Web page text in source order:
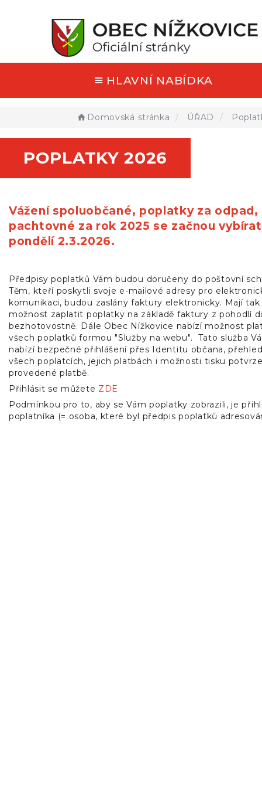
HLAVNÍ NABÍDKA
Domovská stránka ÚŘAD
POPLATKY 2026
Vážení spoluobčané, poplatky za odpad,
pachtovné za rok 2025 se začnou
pondělí 2.3.2026.
Předpisy poplatků Vám budou doručeny do poštovní
Těm, kteří poskytli svoje e-mailové adresy pro
komunikaci, budou zaslány faktury elektronicky. Mají tak
možnost zaplatit poplatky na základě faktury z pohodlí
bezhotovostně. Dále Obec Nížkovice nabízí možnost
všech poplatků formou "Služby na webu". Tato služba
nabízí bezpečné přihlášení přes Identitu občana,
všech poplatcích, jejich platbách i možnosti tisku
provedené platbě.
Přihlásit se můžete ZDE
Podmínkou pro to, aby se Vám poplatky zobrazili, je
poplatníka (= osoba, které byl předpis poplatků